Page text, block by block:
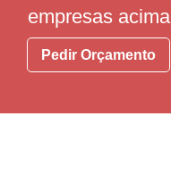
empresas acima
Pedir Orçamento